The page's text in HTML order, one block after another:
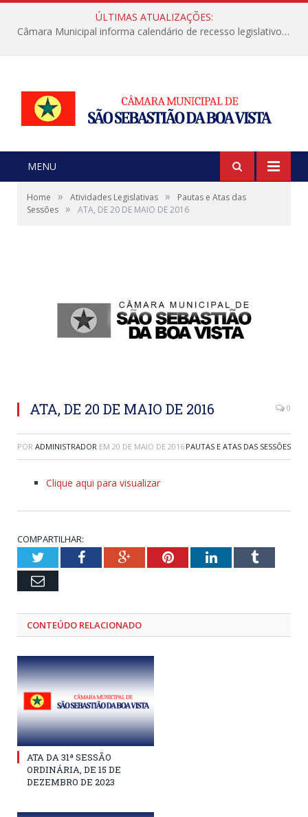
ÚLTIMAS ATUALIZAÇÕES:
Câmara Municipal informa calendário de recesso legislativo de julho
MENU
Home » Atividades Legislativas »
Pautas e Atas das
Sessões » ATA, DE 20 DE MAIO DE 2016
ATA, DE 20 DE MAIO DE 2016 0
POR ADMINISTRADOR EM 20 DE MAIO DE 2016 PAUTAS E ATAS DAS SESSÕES
Clique aqui para visualizar
COMPARTILHAR:
TwitterFacebookGoogle+PinterestLinkedInTumblr
Email
CONTEÚDO RELACIONADO
ATA DA 31ª SESSÃO
ORDINÁRIA, DE 15 DE
DEZEMBRO DE 2023